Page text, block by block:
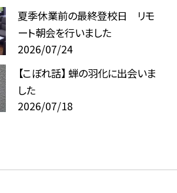
夏季休業前の最終登校日 リモ
ート朝会を行いました
2026/07/24
【こぼれ話】 蝉の羽化に出会いま
した
2026/07/18